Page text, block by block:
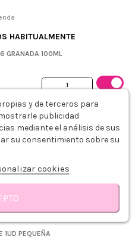
HABITUALMENTE
GRANADA 100ML
6% 1000ML
AZUL 5UDS
1UD PEQUEÑA
del producto
y de terceros para
publicidad
mediante el análisis de sus
su consentimiento sobre su
cookies